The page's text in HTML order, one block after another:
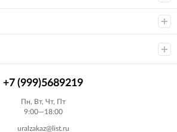
+7 (999)5689219
Пн, Вт, Чт, Пт
9:00—18:00
uralzakaz@list.ru